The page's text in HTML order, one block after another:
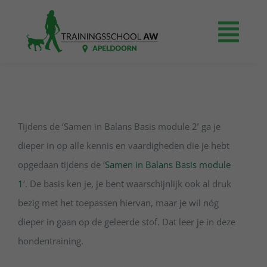
inhoud
Even voorstellen
Contact
Tijdens de ‘Samen in Balans Basis module 2’ ga je
dieper in op alle kennis en vaardigheden die je hebt
opgedaan tijdens de ‘Samen in Balans Basis module
1‘. De basis ken je, je bent waarschijnlijk ook al druk
bezig met het toepassen hiervan, maar je wil nóg
dieper in gaan op de geleerde stof. Dat leer je in deze
hondentraining.